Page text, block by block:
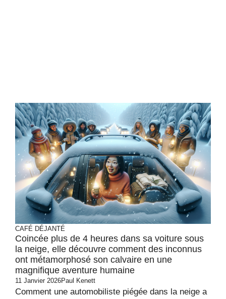
CAFÉ DÉJANTÉ
Coincée plus de 4 heures dans sa voiture sous
la neige, elle découvre comment des inconnus
ont métamorphosé son calvaire en une
magnifique aventure humaine
11 Janvier 2026Paul Kenett
Comment une automobiliste piégée dans la neige a